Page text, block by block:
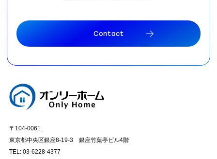
Contact
〒104-0061
東京都中央区銀座8-19-3 銀座竹葉亭ビル4階
TEL: 03-6228-4377